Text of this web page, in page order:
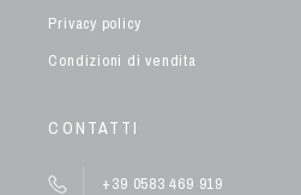
Privacy policy
Condizioni di vendita
CONTATTI
+39 0583 469 919